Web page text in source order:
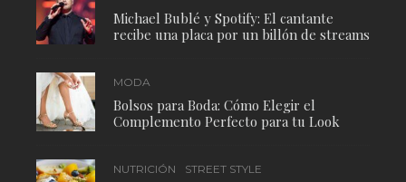
Michael Bublé y Spotify: El cantante
recibe una placa por un billón de streams
MODA
Bolsos para Boda: Cómo Elegir el
Complemento Perfecto para tu Look
NUTRICIÓN STREET STYLE